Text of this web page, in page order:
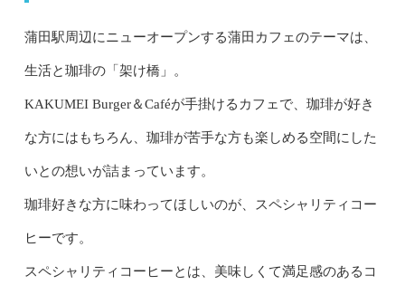
蒲田駅周辺にニューオープンする蒲田カフェのテーマは、
生活と珈琲の「架け橋」。
KAKUMEI Burger＆Caféが手掛けるカフェで、珈琲が好き
な方にはもちろん、珈琲が苦手な方も楽しめる空間にした
いとの想いが詰まっています。
珈琲好きな方に味わってほしいのが、スペシャリティコー
ヒーです。
スペシャリティコーヒーとは、美味しくて満足感のあるコ